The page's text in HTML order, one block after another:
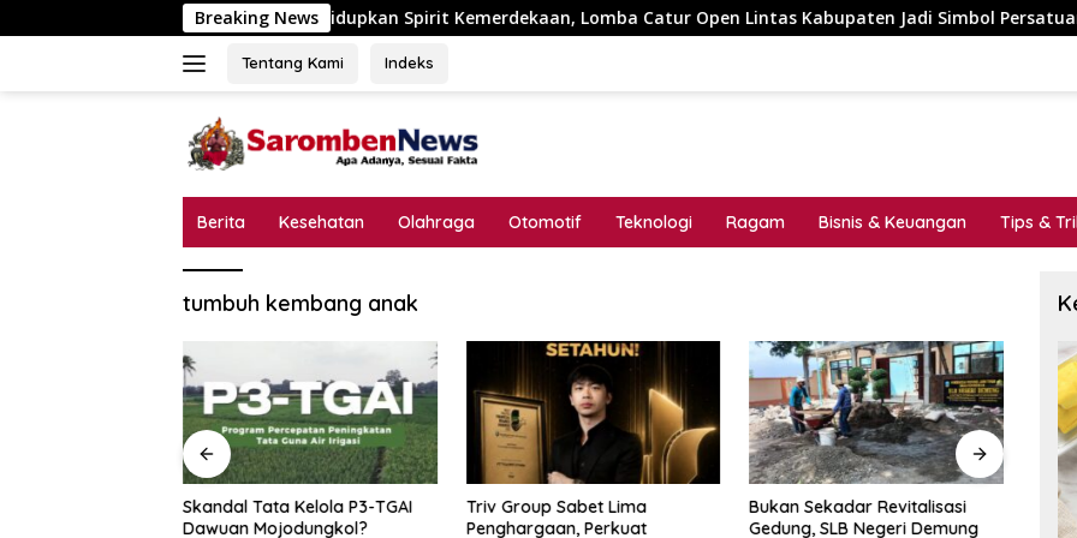
ke
Breaking News
Desa Pokaan Hidupkan Spirit Kemerdekaan, Lomba Catur Open Lintas Kabupaten Jadi Simbol Persatuan di HUT RI
Tentang Kami Indeks
Berita Kesehatan Olahraga Otomotif Teknologi Ragam Bisnis & Keuangan Tips &
tumbuh kembang anak
Skandal Tata Kelola P3-TGAI
Dawuan Mojodungkol?
Triv Group Sabet Lima
Penghargaan, Perkuat
Bukan Sekadar Revitalisasi
Gedung, SLB Negeri Demung